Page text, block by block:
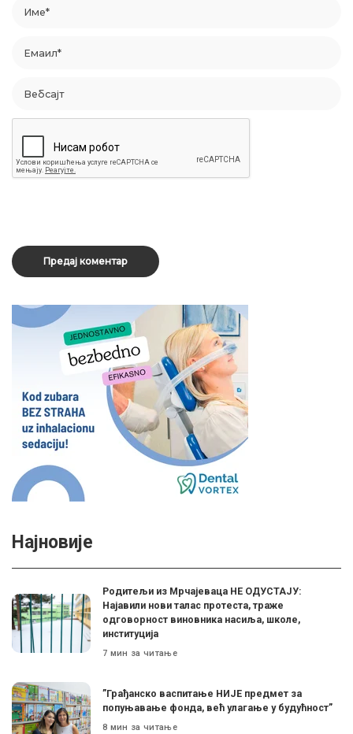
Најновије
Родитељи из Мрчајеваца НЕ ОДУСТАЈУ:
Најавили нови талас протеста, траже
одговорност виновника насиља, школе,
институција
7 мин за читање
”Грађанско васпитање НИЈЕ предмет за
попуњавање фонда, већ улагање у будућност”
8 мин за читање